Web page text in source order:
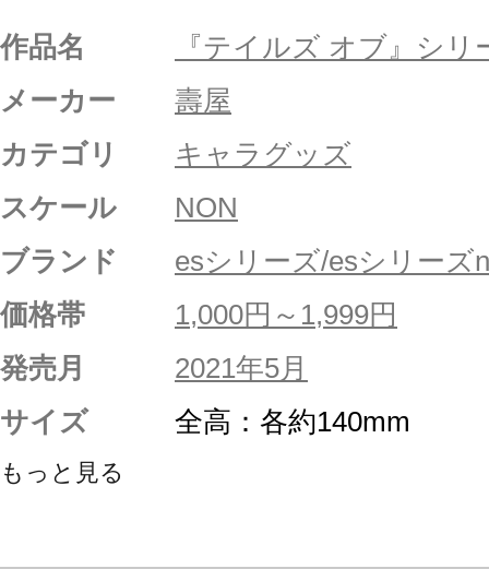
作品名
『テイルズ オブ』シリ
メーカー
壽屋
カテゴリ
キャラグッズ
スケール
NON
ブランド
esシリーズ/esシリーズ
価格帯
1,000円～1,999円
発売月
2021年5月
サイズ
全高：各約140mm
もっと見る